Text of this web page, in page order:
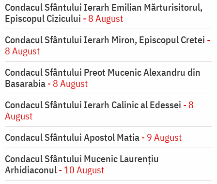
Condacul Sfântului Ierarh Emilian Mărturisitorul,
Episcopul Cizicului - 8 August
Condacul Sfântului Ierarh Miron, Episcopul Cretei -
8 August
Condacul Sfântului Preot Mucenic Alexandru din
Basarabia- 8 August
Condacul Sfântului Ierarh Calinic al Edessei - 8
August
Condacul Sfântului Apostol Matia- 9 August
Condacul Sfântului Mucenic Laurențiu
Arhidiaconul- 10 August